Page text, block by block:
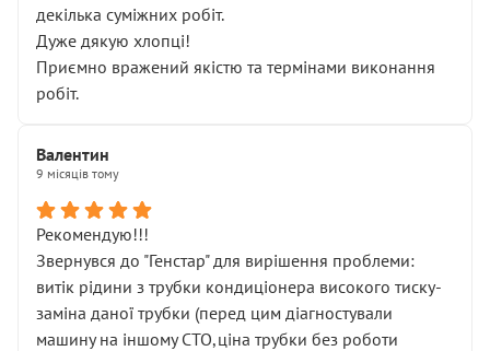
декілька суміжних робіт.
Дуже дякую хлопці!
Приємно вражений якістю та термінами виконання
робіт.
Валентин
9 місяців тому
Рекомендую!!!
Звернувся до "Генстар" для вирішення проблеми:
витік рідини з трубки кондиціонера високого тиску-
заміна даної трубки (перед цим діагностували
машину на іншому СТО,ціна трубки без роботи